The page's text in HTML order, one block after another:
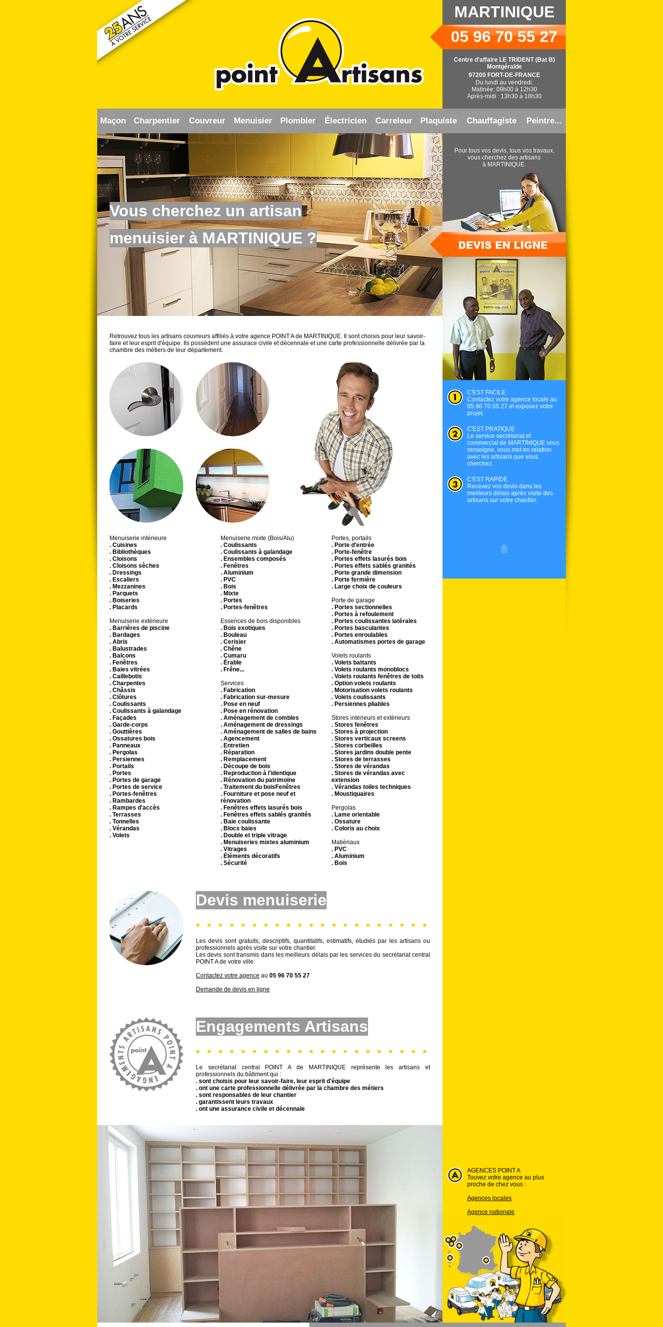
MARTINIQUE
05 96 70 55 27
Centre d’affaire LE TRIDENT (Bat B)
Montgéralde
97200 FORT-DE-FRANCE
Du lundi au vendredi.
Matinée: 09h00 à 12h30
Après-midi : 13h30 à 18h30
Maçon Charpentier Couvreur Menuisier Plombier Électricien Carreleur Plaquiste Chauffagiste Peintre...
Vous cherchez un artisan
menuisier à MARTINIQUE ?
Retrouvez tous les artisans couvreurs affiliés à votre agence POINT A de MARTINIQUE. Il sont choisis pour leur savoir-
faire et leur esprit d'équipe. Ils possèdent une assurace civile et décennale et une carte professionnelle délivrée par la
chambre des métiers de leur département.
Menuiserie intérieure
. Cuisines
. Bibliothèques
. Cloisons
. Cloisons sèches
. Dressings
. Escaliers
. Mezzanines
. Parquets
. Boiseries
. Placards
Menuiserie extérieure
. Barrières de piscine
. Bardages
. Abris
. Balustrades
. Balcons
. Fenêtres
. Baies vitrées
. Caillebotis
. Charpentes
. Châssis
. Clôtures
. Coulissants
. Coulissants à galandage
. Façades
. Garde-corps
. Gouttières
. Ossatures bois
. Panneaux
. Pergolas
. Persiennes
. Portails
. Portes
. Portes de garage
. Portes de service
. Portes-fenêtres
. Rambardes
. Rampes d'accès
. Terrasses
. Tonnelles
. Vérandas
. Volets
Menuiserie mixte (Bois/Alu)
. Coulissants
. Coulissants à galandage
. Ensembles composés
. Fenêtres
. Aluminium
. PVC
. Bois
. Mixte
. Portes
. Portes-fenêtres
Essences de bois disponibles
. Bois exotiques
. Bouleau
. Cerisier
. Chêne
. Cumaru
. Érable
. Frêne...
Services
. Fabrication
. Fabrication sur-mesure
. Pose en neuf
. Pose en rénovation
. Aménagement de combles
. Aménagement de dressings
. Aménagement de salles de bains
. Agencement
. Entretien
. Réparation
. Remplacement
. Découpe de bois
. Reproduction à l'identique
. Rénovation du patrimoine
. Traitement du boisFenêtres
. Fourniture et pose neuf et
rénovation
. Fenêtres effets lasurés bois
. Fenêtres effets sablés granités
. Baie coulissante
. Blocs baies
. Double et triple vitrage
. Menuiseries mixtes aluminium
. Vitrages
. Éléments décoratifs
. Sécurité
Portes, portails
. Porte d'entrée
. Porte-fenêtre
. Portes effets lasurés bois
. Portes effets sablés granités
. Porte grande dimension
. Porte fermière
. Large choix de couleurs
Porte de garage
. Portes sectionnelles
. Portes à refoulement
. Portes coulissantes latérales
. Portes basculantes
. Portes enroulables
. Automatismes portes de garage
Volets roulants
. Volets battants
. Volets roulants monoblocs
. Volets roulants fenêtres de toits
. Option volets roulants
. Motorisation volets roulants
. Volets coulissants
. Persiennes pliables
Stores intérieurs et extérieurs
. Stores fenêtres
. Stores à projection
. Stores verticaux screens
. Stores corbeilles
. Stores jardins double pente
. Stores de terrasses
. Stores de vérandas
. Stores de vérandas avec
extension
. Vérandas toiles techniques
. Moustiquaires
Pergolas
. Lame orientable
. Ossature
. Coloris au choix
Matièriaux
. PVC
. Aluminium
. Bois
Devis menuiserie
Les devis sont gratuits, descriptifs, quantitatifs, estimatifs, étudiés par les artisans ou
professionnels après visite sur votre chantier.
Les devis sont transmis dans les meilleurs délais par les services du secrétariat central
POINT A de votre ville.
Contactez votre agence au 05 96 70 55 27
Demande de devis en ligne
Engagements Artisans
Le secrétariat central POINT A de MARTINIQUE représente les artisans et
professionnels du bâtiment qui :
. sont choisis pour leur savoir-faire, leur esprit d'équipe
. ont une carte professionnelle délivrée par la chambre des métiers
. sont responsables de leur chantier
. garantissent leurs travaux
. ont une assurance civile et décennale
Pour tous vos devis, tous vos travaux,
vous cherchez des artisans
à MARTINIQUE.
C'EST FACILE
Contactez votre agence locale au
05 96 70 55 27 et exposez votre
projet.
C'EST PRATIQUE
Le service secrétariat et
commercial de MARTINIQUE vous
renseigne, vous met en relation
avec les artisans que vous
cherchez.
C'EST RAPIDE
Recevez vos devis dans les
meilleurs délais après visite des
artisans sur votre chantier.
AGENCES POINT A
Touvez votre agence au plus
proche de chez vous :
Agences locales
Agence nationale